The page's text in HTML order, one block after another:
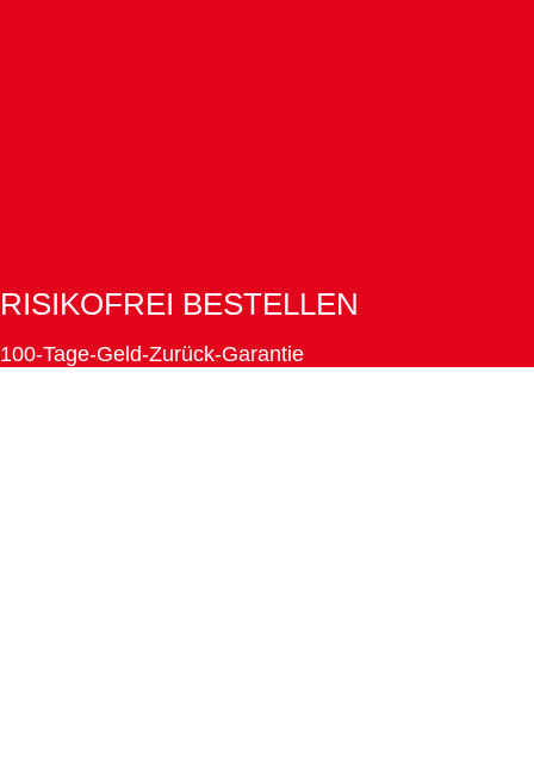
RISIKOFREI BESTELLEN
100-Tage-Geld-Zurück-Garantie